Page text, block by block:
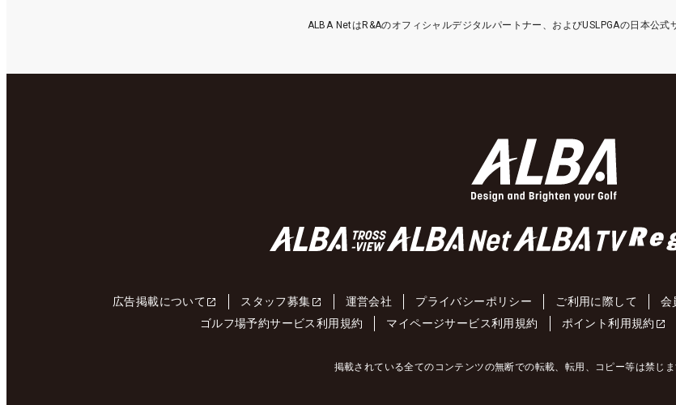
ALBA NetはR&Aのオフィシャルデジタルパートナー、およびUSLPGAの日本公式
広告掲載について スタッフ募集 運営会社 プライバシーポリシー ご利用に際して 会
ゴルフ場予約サービス利用規約
マイページサービス利用規約 ポイント利用規約
掲載されている全てのコンテンツの無断での転載、転用、コピー等は禁じ